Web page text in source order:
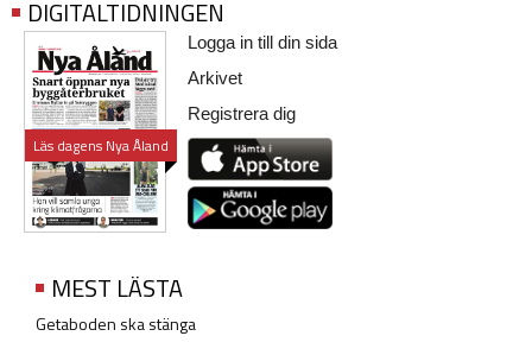
DIGITALTIDNINGEN
Läs dagens Nya Åland
Logga in till din sida
Arkivet
Registrera dig
MEST LÄSTA
Getaboden ska stänga